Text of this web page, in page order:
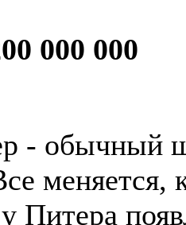
000 000
- обычный
меняется,
Питера